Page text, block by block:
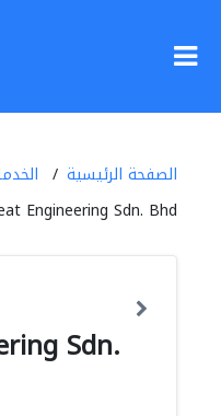
الصفحة الرئيسية
Engineering Sdn. Bhd.
Sdn.